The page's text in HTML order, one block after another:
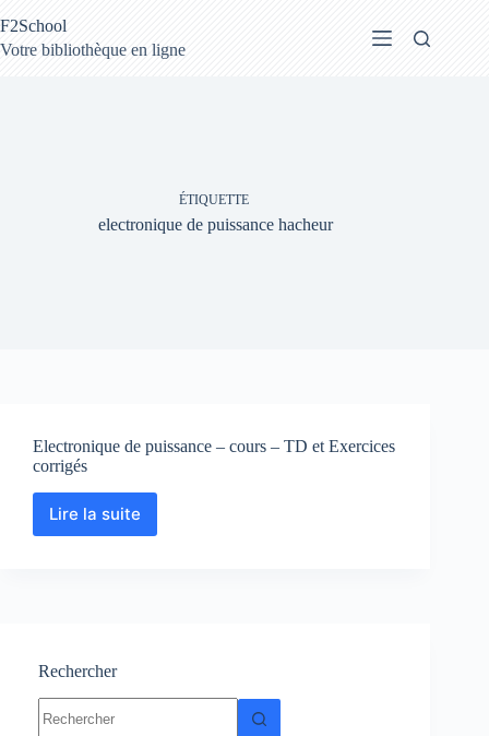
au
contenu
F2School
Votre bibliothèque en ligne
ÉTIQUETTE
electronique de puissance hacheur
Electronique de puissance – cours – TD et Exercices
corrigés
Lire la suiteElectronique
et
corrigés
Rechercher
résultat